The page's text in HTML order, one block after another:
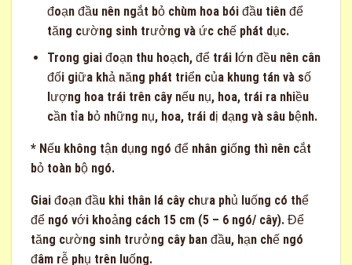
đoạn đầu nên ngắt bỏ chùm hoa bói đầu tiên để
tăng cường sinh trưởng và ức chế phát dục.
Trong giai đoạn thu hoạch, để trái lớn đều nên cân
đối giữa khả năng phát triển của khung tán và số
lượng hoa trái trên cây nếu nụ, hoa, trái ra nhiều
cần tỉa bỏ những nụ, hoa, trái dị dạng và sâu bệnh.
* Nếu không tận dụng ngó để nhân giống thì nên cắt
bỏ toàn bộ ngó.
Giai đoạn đầu khi thân lá cây chưa phủ luống có thể
để ngó với khoảng cách 15 cm (5 – 6 ngó/ cây). Để
tăng cường sinh trưởng cây ban đầu, hạn chế ngó
đâm rễ phụ trên luống.